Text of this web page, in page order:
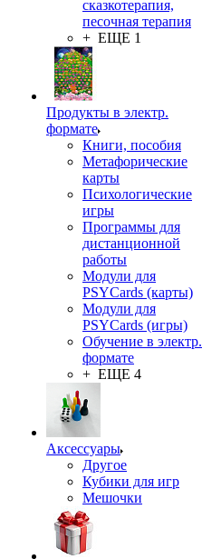
сказкотерапия,
песочная терапия
+ ЕЩЕ 1
Продукты в электр.
формате
Книги, пособия
Метафорические
карты
Психологические
игры
Программы для
дистанционной
работы
Модули для
PSYCards (карты)
Модули для
PSYCards (игры)
Обучение в электр.
формате
+ ЕЩЕ 4
Аксессуары
Другое
Кубики для игр
Мешочки